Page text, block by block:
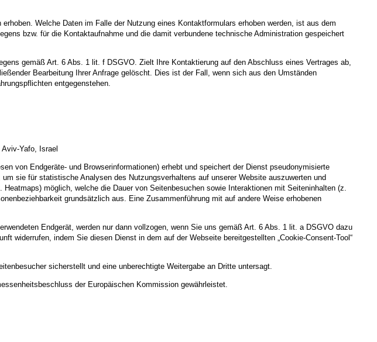
Welche Daten im Falle der Nutzung eines Kontaktformulars erhoben werden, ist aus dem
bzw. für die Kontaktaufnahme und die damit verbundene technische Administration gespeichert
gemäß Art. 6 Abs. 1 lit. f DSGVO. Zielt Ihre Kontaktierung auf den Abschluss eines Vertrages ab,
Bearbeitung Ihrer Anfrage gelöscht. Dies ist der Fall, wenn sich aus den Umständen
entgegenstehen.
Yafo, Israel
von Endgeräte- und Browserinformationen) erhebt und speichert der Dienst pseudonymisierte
sie für statistische Analysen des Nutzungsverhaltens auf unserer Website auszuwerten und
möglich, welche die Dauer von Seitenbesuchen sowie Interaktionen mit Seiteninhalten (z.
grundsätzlich aus. Eine Zusammenführung mit auf andere Weise erhobenen
Endgerät, werden nur dann vollzogen, wenn Sie uns gemäß Art. 6 Abs. 1 lit. a DSGVO dazu
widerrufen, indem Sie diesen Dienst in dem auf der Webseite bereitgestellten „Cookie-Consent-Tool“
sicherstellt und eine unberechtigte Weitergabe an Dritte untersagt.
der Europäischen Kommission gewährleistet.